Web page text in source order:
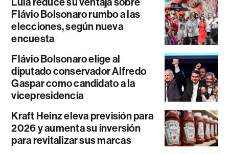
Flávio Bolsonaro rumbo a las
elecciones, según nueva
encuesta
Flávio Bolsonaro elige al
diputado conservador Alfredo
Gaspar como candidato a la
vicepresidencia
Kraft Heinz eleva previsión para
2026 y aumenta su inversión
para revitalizar sus marcas